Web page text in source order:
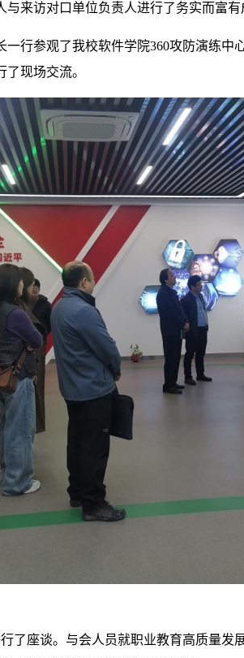
来访对口单位负责人进行了务实而富有
行参观了我校软件学院360攻防演练中
现场交流。
了座谈。与会人员就职业教育高质量发